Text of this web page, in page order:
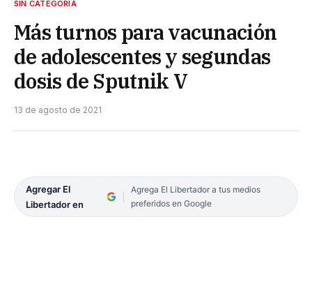
SIN CATEGORÍA
Más turnos para vacunación
de adolescentes y segundas
dosis de Sputnik V
13 de agosto de 2021
Agregar El
Libertador en
Agrega El Libertador a tus medios
preferidos en Google